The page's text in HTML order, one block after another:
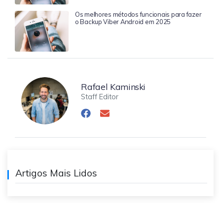
Os melhores métodos funcionais para fazer
o Backup Viber Android em 2025
Rafael Kaminski
Staff Editor
Artigos Mais Lidos